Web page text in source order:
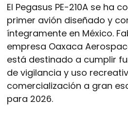
El Pegasus PE-210A se ha
primer avión diseñado y
íntegramente en México.
empresa Oaxaca
está destinado a cumplir
de vigilancia y uso
comercialización a gran
para 2026.